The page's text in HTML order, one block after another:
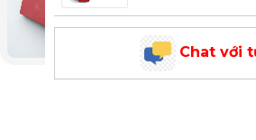
Chat với